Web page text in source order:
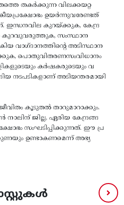
തകര്‍ക്കുന്ന വിലക്കയറ്റ
ഉയര്‍ന്നുവരേണ്ടത്
ഇന്ധനവില കുറയ്‌ക്കുക, കേന്ദ്ര
സംസ്ഥാന
വാഗ്‌ദാനത്തിന്റെ അടിസ്ഥാന
പൊതുവിതരണസംവിധാനം
കര്‍ഷകരുടെയും വ
നടപടികളാണ് അടിയന്തരമായി
കൂടുതൽ താറുമാറാക്കും.
ജില്ല, ഏരിയ കേന്ദ്രങ്ങ
സംഘടിപ്പിക്കുന്നത്‌. ഈ പ്ര
ഉണ്ടാകണമെന്ന് അഭ്യ